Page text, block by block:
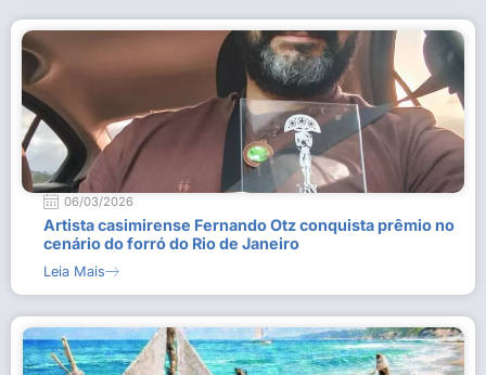
06/03/2026
Artista casimirense Fernando Otz conquista prêmio no
cenário do forró do Rio de Janeiro
Leia Mais